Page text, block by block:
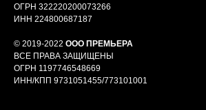
ОГРН 322220200073266
ИНН 224800687187
© 2019-2022 ООО ПРЕМЬЕРА
ВСЕ ПРАВА ЗАЩИЩЕНЫ
ОГРН 1197746548669
ИНН/КПП 9731051455/773101001